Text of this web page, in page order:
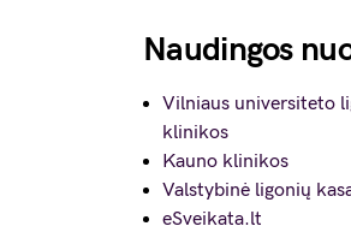
Naudingos
Vilniaus universiteto
klinikos
Kauno klinikos
Valstybinė ligonių
eSveikata.lt